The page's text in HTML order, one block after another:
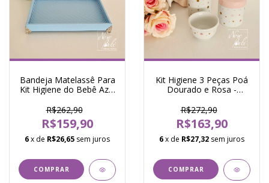
Bandeja Matelassê Para
Kit Higiene do Bebê Azul
R$262,90
R$159,90
6x de R$26,65 sem juros
Kit Higiene 3 Peças Po
Dourado e Rosa -
R$272,90
R$163,90
6x de R$27,32 sem juros